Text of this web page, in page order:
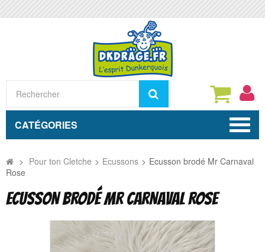
Rechercher
CATÉGORIES
> Pour ton Cletche > Ecussons > Ecusson brodé Mr Carnaval
Rose
ECUSSON BRODÉ MR CARNAVAL ROSE